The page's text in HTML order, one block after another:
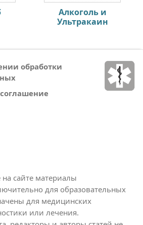
Алкоголь и
Ультракаин
обработки
сайте материалы
для образовательных
для медицинских
или лечения.